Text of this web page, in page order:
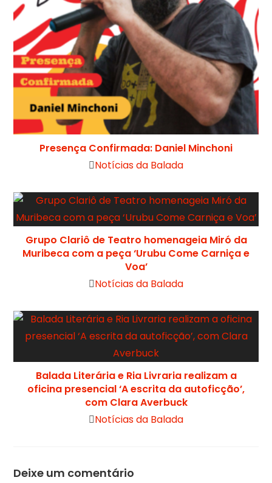
Presença Confirmada: Daniel Minchoni
Notícias da Balada
Grupo Clariô de Teatro homenageia Miró da
Muribeca com a peça ‘Urubu Come Carniça e
Voa’
Notícias da Balada
Balada Literária e Ria Livraria realizam a
oficina presencial ‘A escrita da autoficção’,
com Clara Averbuck
Notícias da Balada
Deixe um comentário